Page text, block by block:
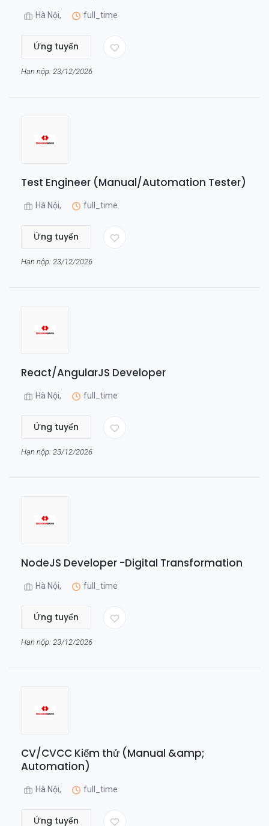
Hà Nội, full_time
Ứng tuyển
Hạn nộp: 23/12/2026
Test Engineer (Manual/Automation Tester)
Hà Nội, full_time
Ứng tuyển
Hạn nộp: 23/12/2026
React/AngularJS Developer
Hà Nội, full_time
Ứng tuyển
Hạn nộp: 23/12/2026
NodeJS Developer -Digital Transformation
Hà Nội, full_time
Ứng tuyển
Hạn nộp: 23/12/2026
CV/CVCC Kiểm thử (Manual &amp;
Automation)
Hà Nội, full_time
Ứng tuyển